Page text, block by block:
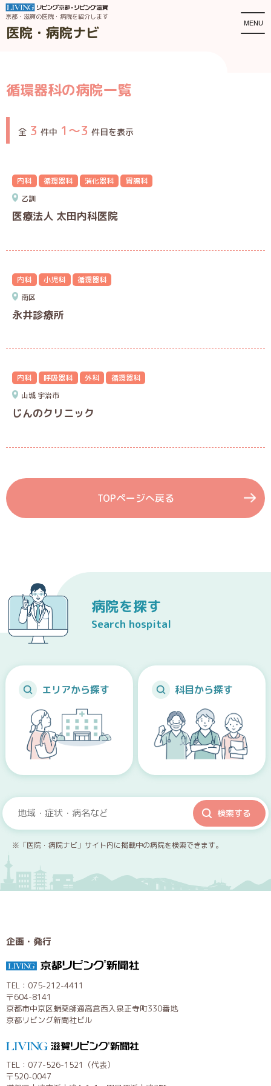
京都・滋賀の医院・病院を紹介します
医院・病院ナビ
MENU
循環器科の病院一覧
全 3 件中 1〜3 件目を表示
内科 循環器科 消化器科
胃腸科
乙訓
医療法人 太田内科医院
内科 小児科
循環器科
南区
永井診療所
内科 呼吸器科 外科
循環器科
山城 宇治市
じんのクリニック
TOPページへ戻る
Search hospital
病院を探す
エリアから探す 科目から探す
※「医院・病院ナビ」サイト内に掲載中の病院を検索できます。
企画・発行
TEL：075-212-4411
〒604-8141
京都市中京区蛸薬師通高倉西入泉正寺町330番地
京都リビング新聞社ビル
TEL：077-526-1521（代表）
〒520-0047